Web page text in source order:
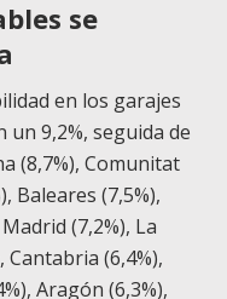
se
en los garajes
un 9,2%, seguida de
(8,7%), Comunitat
Baleares (7,5%),
(7,2%), La
Cantabria (6,4%),
Aragón (6,3%),